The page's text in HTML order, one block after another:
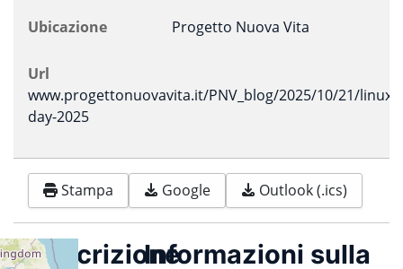
Ubicazione Progetto Nuova Vita
Url
www.progettonuovavita.it/PNV_blog/2025/10/21/linux-
day-2025
Stampa Google Outlook (.ics)
DescrizioneInformazioni sulla